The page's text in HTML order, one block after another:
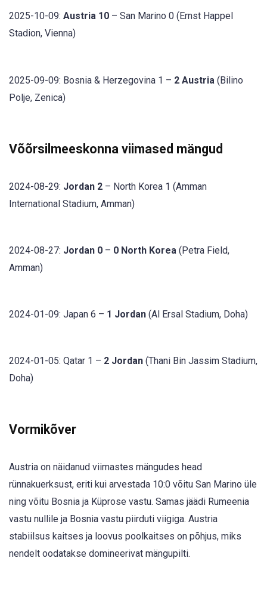
2025-10-09: Austria 10 – San Marino 0 (Ernst Happel
Stadion, Vienna)
2025-09-09: Bosnia & Herzegovina 1 – 2 Austria (Bilino
Polje, Zenica)
Võõrsilmeeskonna viimased mängud
2024-08-29: Jordan 2 – North Korea 1 (Amman
International Stadium, Amman)
2024-08-27: Jordan 0 – 0 North Korea (Petra Field,
Amman)
2024-01-09: Japan 6 – 1 Jordan (Al Ersal Stadium, Doha)
2024-01-05: Qatar 1 – 2 Jordan (Thani Bin Jassim Stadium,
Doha)
Vormikõver
Austria on näidanud viimastes mängudes head
rünnakuerksust, eriti kui arvestada 10:0 võitu San Marino üle
ning võitu Bosnia ja Küprose vastu. Samas jäädi Rumeenia
vastu nullile ja Bosnia vastu piirduti viigiga. Austria
stabiilsus kaitses ja loovus poolkaitses on põhjus, miks
nendelt oodatakse domineerivat mängupilti.